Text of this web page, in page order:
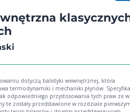
dotyczą balistyki wewnętrznej, która
termodynamiki i mechaniki płynów. Specyfika
odpowiedniego przystosowania tych praw ze
te zostały przedstawione w rozdziale